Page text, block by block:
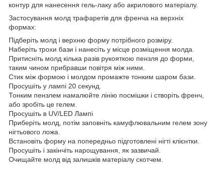
контур для нанесення гель-лаку або акрилового матеріалу.
Застосування молд трафаретів для френча на верхніх
формах:
Підберіть молд і верхню форму потрібного розміру.
Наберіть трохи бази і нанесіть у місце розміщення молда.
Притисніть молд кілька разів рукояткою пензля до форми,
таким чином прибравши повітря між ними.
Стик між формою і молдом промажте тонким шаром бази.
Просушіть у лампі 20 секунд.
Тонким пензлем намалюйте лінію посмішки і створіть френч,
або зробіть це гелем.
Просушіть в UV/LED Лампі
Приберіть молд, потім заповніть камуфлювальним гелем зону
нігтьового ложа.
Встановіть форму на попередньо підготовлені нігті клієнтки.
Просушіть і закінчіть нарощування, як зазвичай.
Очищайте молд від залишків матеріалу скотчем.